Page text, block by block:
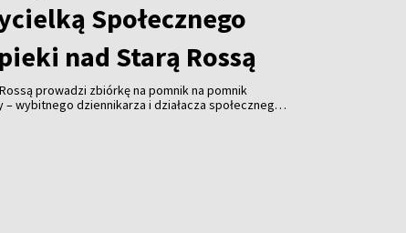
Społecznego
nad Starą Rossą
prowadzi zbiórkę na pomnik na pomnik
– wybitnego dziennikarza i działacza społecznego.
Bernardyńskim, Polskiej Sekcji
Wspólnocie Więźniów Politycznych i Zesłańców,
Adama Mickiewicza w Wilnie. Koszty realizacja
Odsłonięcie inicjatorzy planują w listopadzie.